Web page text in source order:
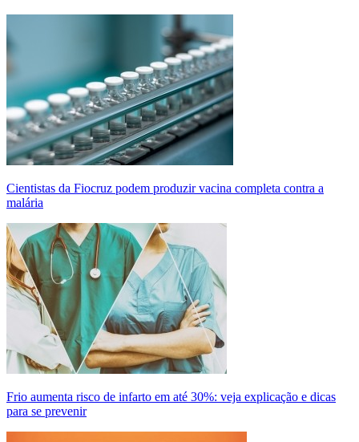
Cientistas da Fiocruz podem produzir vacina completa contra a
malária
Frio aumenta risco de infarto em até 30%: veja explicação e dicas
para se prevenir